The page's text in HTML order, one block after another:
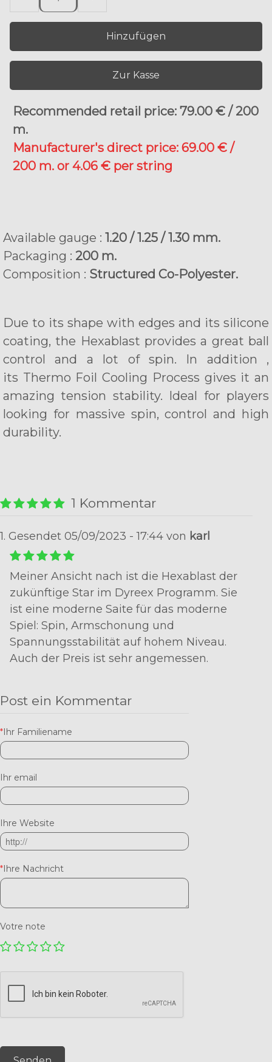
Hinzufügen
Zur Kasse
Recommended retail price: 79.00 € / 200
m.
Manufacturer's direct price: 69.00 € /
200 m. or 4.06 € per string
Available gauge : 1.20 / 1.25 / 1.30 mm.
Packaging : 200 m.
Composition : Structured Co-Polyester.
Due to its shape with edges and its silicone
coating, the Hexablast provides a great ball
control and a lot of spin. In addition ,
its Thermo Foil Cooling Process gives it an
amazing tension stability. Ideal for players
looking for massive spin, control and high
durability.
1 Kommentar
1. Gesendet 05/09/2023 - 17:44 von karl
Meiner Ansicht nach ist die Hexablast der
zukünftige Star im Dyreex Programm. Sie
ist eine moderne Saite für das moderne
Spiel: Spin, Armschonung und
Spannungsstabilität auf hohem Niveau.
Auch der Preis ist sehr angemessen.
Post ein Kommentar
*Ihr Familiename
Ihr email
Ihre Website
*Ihre Nachricht
Votre note